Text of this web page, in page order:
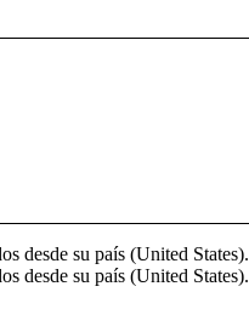
desde su país (United States).
desde su país (United States).